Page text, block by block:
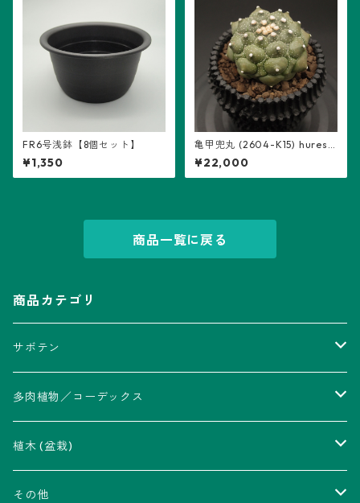
FR6号浅鉢【8個セット】
¥1,350
亀甲兜丸 (2604-K15) hureso
m鉢入り：アストロフィツム
属 ※実生
¥22,000
商品一覧に戻る
商品カテゴリ
サボテン
アストロフィツム属
瑠璃兜錦、兜丸錦
V-type兜
アリオカルプス属
ウィギンシア属
多肉植物／コーデックス
アカベ属
アロエ属
植木 (盆栽)
ムクロジ科：カエデ属
その他